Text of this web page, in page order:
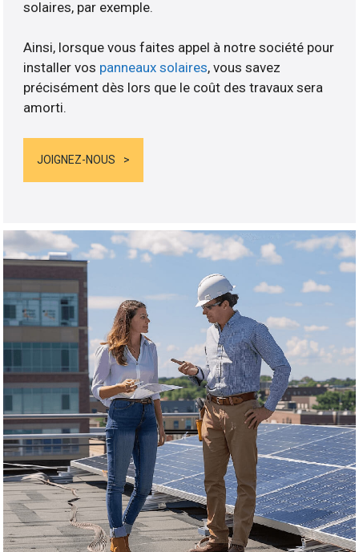
solaires, par exemple.
Ainsi, lorsque vous faites appel à notre société pour
installer vos panneaux solaires, vous savez
précisément dès lors que le coût des travaux sera
amorti.
JOIGNEZ-NOUS